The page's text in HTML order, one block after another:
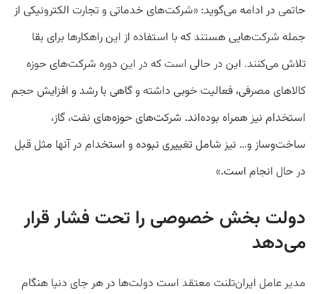
حاتمی در ادامه می‌گوید: «شرکت‌های خدماتی و تجارت الکترونیکی از
جمله شرکت‌هایی هستند که با استفاده از این راهکارها برای بقا
تلاش می‌کنند. این در حالی است که در این دوره شرکت‌های حوزه
کالاهای مصرفی، فعالیت خوبی داشته‌ و گاهی با رشد و افزایش حجم
استخدام نیز همراه بوده‌اند. شرکت‌های حوزه‌های نفت، گاز،
ساخت‌وساز و… نیز شامل تغییری نبوده و استخدام‌ در آنها مثل قبل
در حال انجام است.»
دولت بخش خصوصی را تحت فشار قرار
می‌دهد
مدیر عامل ایران‌تلنت معتقد است دولت‌ها در هر جای دنیا هنگام